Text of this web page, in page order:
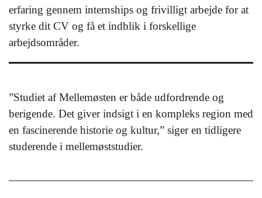
erfaring gennem internships og frivilligt arbejde for at
styrke dit CV og få et indblik i forskellige
arbejdsområder.
”Studiet af Mellemøsten er både udfordrende og
berigende. Det giver indsigt i en kompleks region med
en fascinerende historie og kultur,” siger en tidligere
studerende i mellemøststudier.